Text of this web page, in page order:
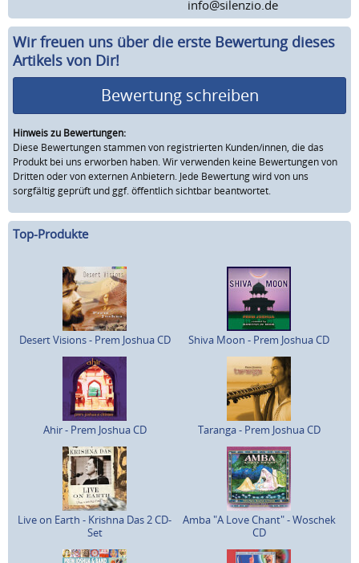
info@silenzio.de
Wir freuen uns über die erste Bewertung dieses
Artikels von Dir!
Bewertung schreiben
Hinweis zu Bewertungen:
Diese Bewertungen stammen von registrierten Kunden/innen, die das
Produkt bei uns erworben haben. Wir verwenden keine Bewertungen von
Dritten oder von externen Anbietern. Jede Bewertung wird von uns
sorgfältig geprüft und ggf. öffentlich sichtbar beantwortet.
Top-Produkte
Desert Visions - Prem Joshua CD Shiva Moon - Prem Joshua CD
Ahir - Prem Joshua CD Taranga - Prem Joshua CD
Live on Earth - Krishna Das 2 CD-
Set
Amba "A Love Chant" - Woschek
CD